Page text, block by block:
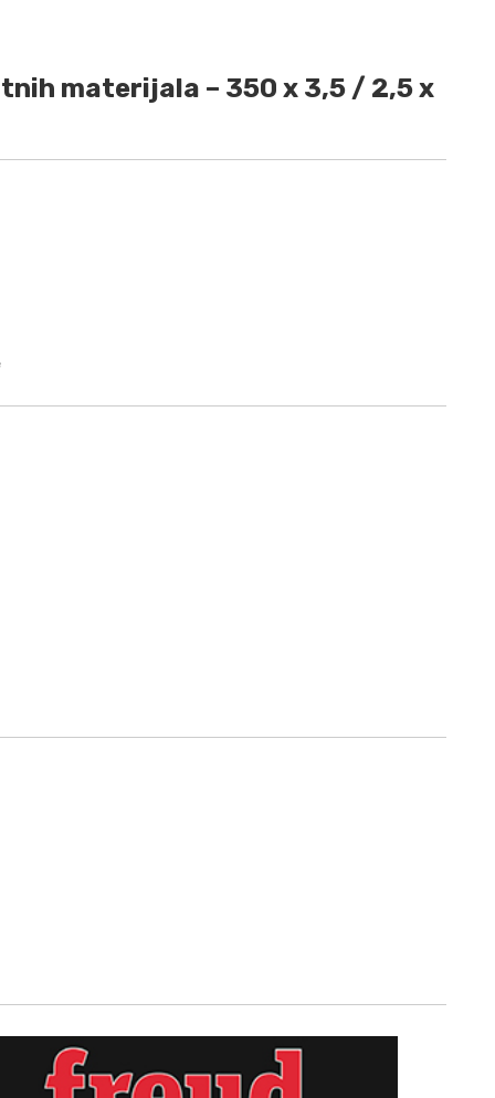
materijala – 350 x 3,5 / 2,5 x